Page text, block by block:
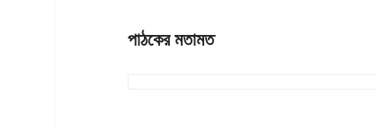
পাঠকের মতামত